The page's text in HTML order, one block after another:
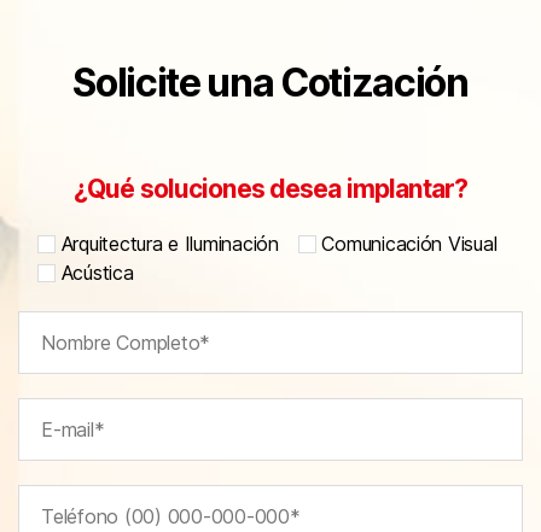
Solicite una Cotización
¿Qué soluciones desea implantar?
Arquitectura e Iluminación
Comunicación Visual
Acústica